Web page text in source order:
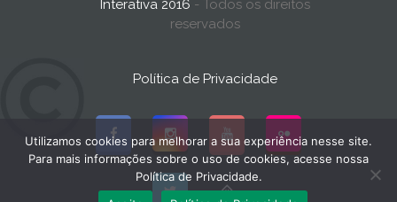
Interativa 2016 - Todos os direitos
reservados
Política de Privacidade
Utilizamos cookies para melhorar a sua experiência nesse site.
Para mais informações sobre o uso de cookies, acesse nossa
Política de Privacidade.